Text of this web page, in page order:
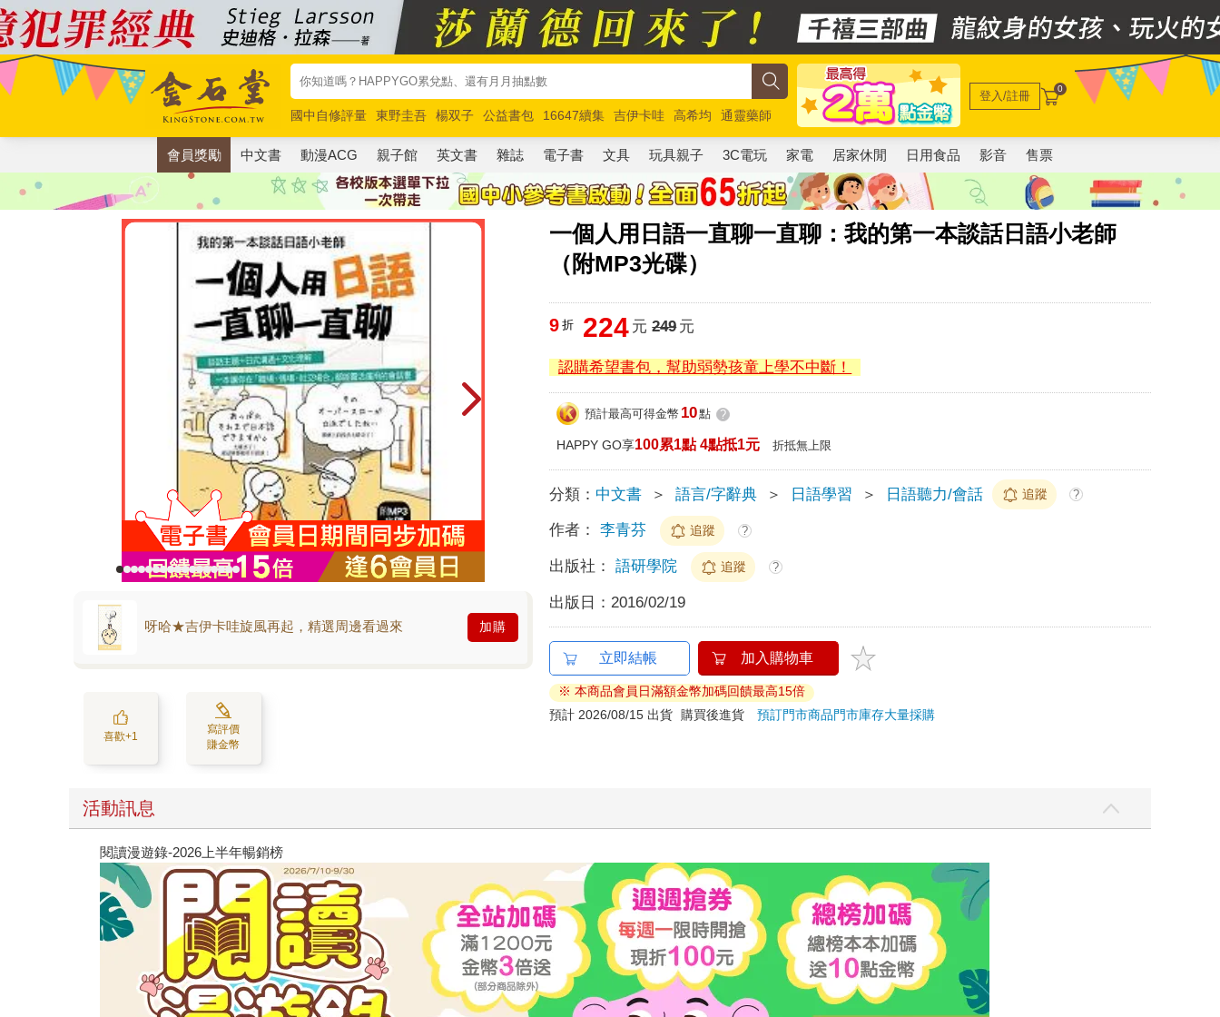
國中自修評量 東野圭吾 楊双子 公益書包 16647續集 吉伊卡哇 高希均
通靈藥師
唯紅花綻放
奧德賽 路邊攤新作 馬斯克 玩具總動員5 超慢跑
登入/註冊 0
會員獎勵 中文書 動漫ACG 親子館 英文書 雜誌 電子書 文具 玩具親子 3C電玩 家電 居家休閒 日用食品 影音 售票
一個人用日語一直聊一直聊：我的第一本談話日語小老師
（附MP3光碟）
呀哈★吉伊卡哇旋風再起，精選周邊看過來 加購
喜歡+1
寫評價
賺金幣
9 折 224 元 249元
認購希望書包，幫助弱勢孩童上學不中斷！
預計最高可得金幣 10點 ?
HAPPY GO享100累1點 4點抵1元 折抵無上限
分類： 中文書 ＞ 語言/字辭典 ＞ 日語學習 ＞ 日語聽力/會話 追蹤 ?
作者： 李青芬 追蹤 ?
出版社： 語研學院 追蹤 ?
出版日： 2016/02/19
立即結帳 加入購物車
※ 本商品會員日滿額金幣加碼回饋最高15倍
預計 2026/08/15 出貨
購買後進貨預訂門市商品門市庫存大量採購
活動訊息
閱讀漫遊錄-2026上半年暢銷榜